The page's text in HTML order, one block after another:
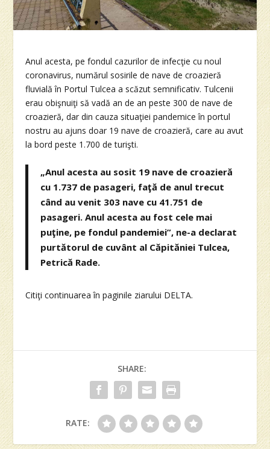
Anul acesta, pe fondul cazurilor de infecţie cu noul
coronavirus, numărul sosirile de nave de croazieră
fluvială în Portul Tulcea a scăzut semnificativ. Tulcenii
erau obişnuiţi să vadă an de an peste 300 de nave de
croazieră, dar din cauza situaţiei pandemice în portul
nostru au ajuns doar 19 nave de croazieră, care au avut
la bord peste 1.700 de turişti.
„Anul acesta au sosit 19 nave de croazieră
cu 1.737 de pasageri, faţă de anul trecut
când au venit 303 nave cu 41.751 de
pasageri. Anul acesta au fost cele mai
puţine, pe fondul pandemiei”, ne-a declarat
purtătorul de cuvânt al Căpităniei Tulcea,
Petrică Rade.
Citiţi continuarea în paginile ziarului DELTA.
SHARE:
RATE: